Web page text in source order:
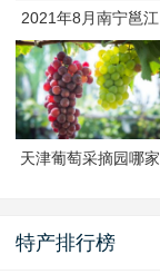
2021年8月南宁邕江
夜游活动
天津葡萄采摘园哪家
特产排行榜